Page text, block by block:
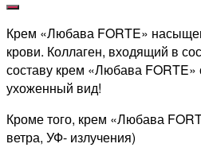
Крем «Любава FORTE»
крови. Коллаген, входящий в
составу крем «Любава FORTE»
ухоженный вид!
Кроме того, крем «Любава
ветра, УФ- излучения)